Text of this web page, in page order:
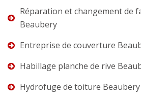
Réparation et changement de
Beaubery
Entreprise de couverture
Habillage planche de rive
Hydrofuge de toiture Beaubery